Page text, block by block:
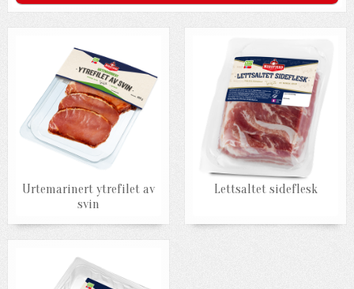
Urtemarinert ytrefilet av
svin
Lettsaltet sideflesk